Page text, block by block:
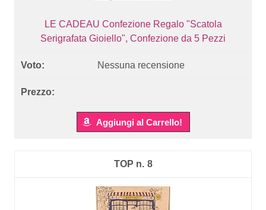
LE CADEAU Confezione Regalo "Scatola
Serigrafata Gioiello", Confezione da 5 Pezzi
Nessuna recensione
Aggiungi al Carrello!
8